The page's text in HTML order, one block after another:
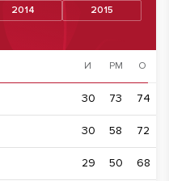
2014
2015
И РМ О
30 73 74
30 58 72
29 50 68